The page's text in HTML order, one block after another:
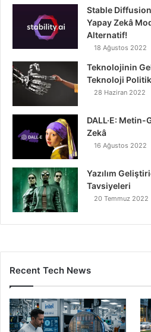
Stable
Yapay Zekâ
Alternatif!
18 Ağustos 2022
Teknolojinin
Teknoloji
28 Haziran 2022
DALL·E:
Zekâ
16 Ağustos 2022
Yazılım
Tavsiyeleri
20 Temmuz 2022
Recent Tech News